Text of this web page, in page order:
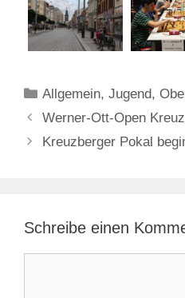
Kategorien
Allgemein,Jugend,
Werner-Ott-Open
Kreuzberger Pokal
Schreibe einen